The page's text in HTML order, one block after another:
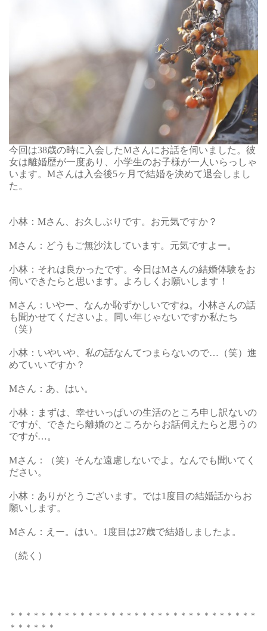
今回は38歳の時に入会したMさんにお話を伺いました。彼
女は離婚歴が一度あり、小学生のお子様が一人いらっしゃ
います。Mさんは入会後5ヶ月で結婚を決めて退会しまし
た。
小林：Mさん、お久しぶりです。お元気ですか？
Mさん：どうもご無沙汰しています。元気ですよー。
小林：それは良かったです。今日はMさんの結婚体験をお
伺いできたらと思います。よろしくお願いします！
Mさん：いやー、なんか恥ずかしいですね。小林さんの話
も聞かせてくださいよ。同い年じゃないですか私たち
（笑）
小林：いやいや、私の話なんてつまらないので…（笑）進
めていいですか？
Mさん：あ、はい。
小林：まずは、幸せいっぱいの生活のところ申し訳ないの
ですが、できたら離婚のところからお話伺えたらと思うの
ですが…。
Mさん：（笑）そんな遠慮しないでよ。なんでも聞いてく
ださい。
小林：ありがとうございます。では1度目の結婚話からお
願いします。
Mさん：えー。はい。1度目は27歳で結婚しましたよ。
（続く）
＊＊＊＊＊＊＊＊＊＊＊＊＊＊＊＊＊＊＊＊＊＊＊＊＊＊＊＊＊＊＊＊
＊＊＊＊＊＊